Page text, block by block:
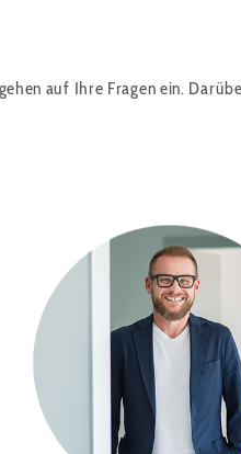
auf Ihre Fragen ein.